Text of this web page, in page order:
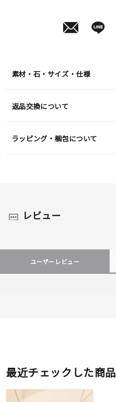
素材・石・サイズ・仕様
返品交換について
ラッピング・梱包について
レビュー
ユーザーレビュー
最近チェックした商品